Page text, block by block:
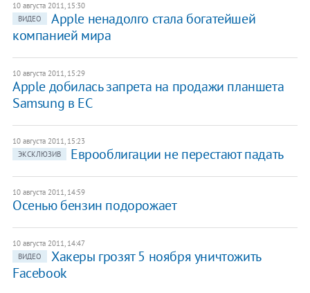
10 августа 2011, 15:30
ВИДЕО
Apple ненадолго стала богатейшей
компанией мира
10 августа 2011, 15:29
Apple добилась запрета на продажи планшета
Samsung в ЕС
10 августа 2011, 15:23
ЭКСКЛЮЗИВ
Еврооблигации не перестают падать
10 августа 2011, 14:59
Осенью бензин подорожает
10 августа 2011, 14:47
ВИДЕО
Хакеры грозят 5 ноября уничтожить
Facebook